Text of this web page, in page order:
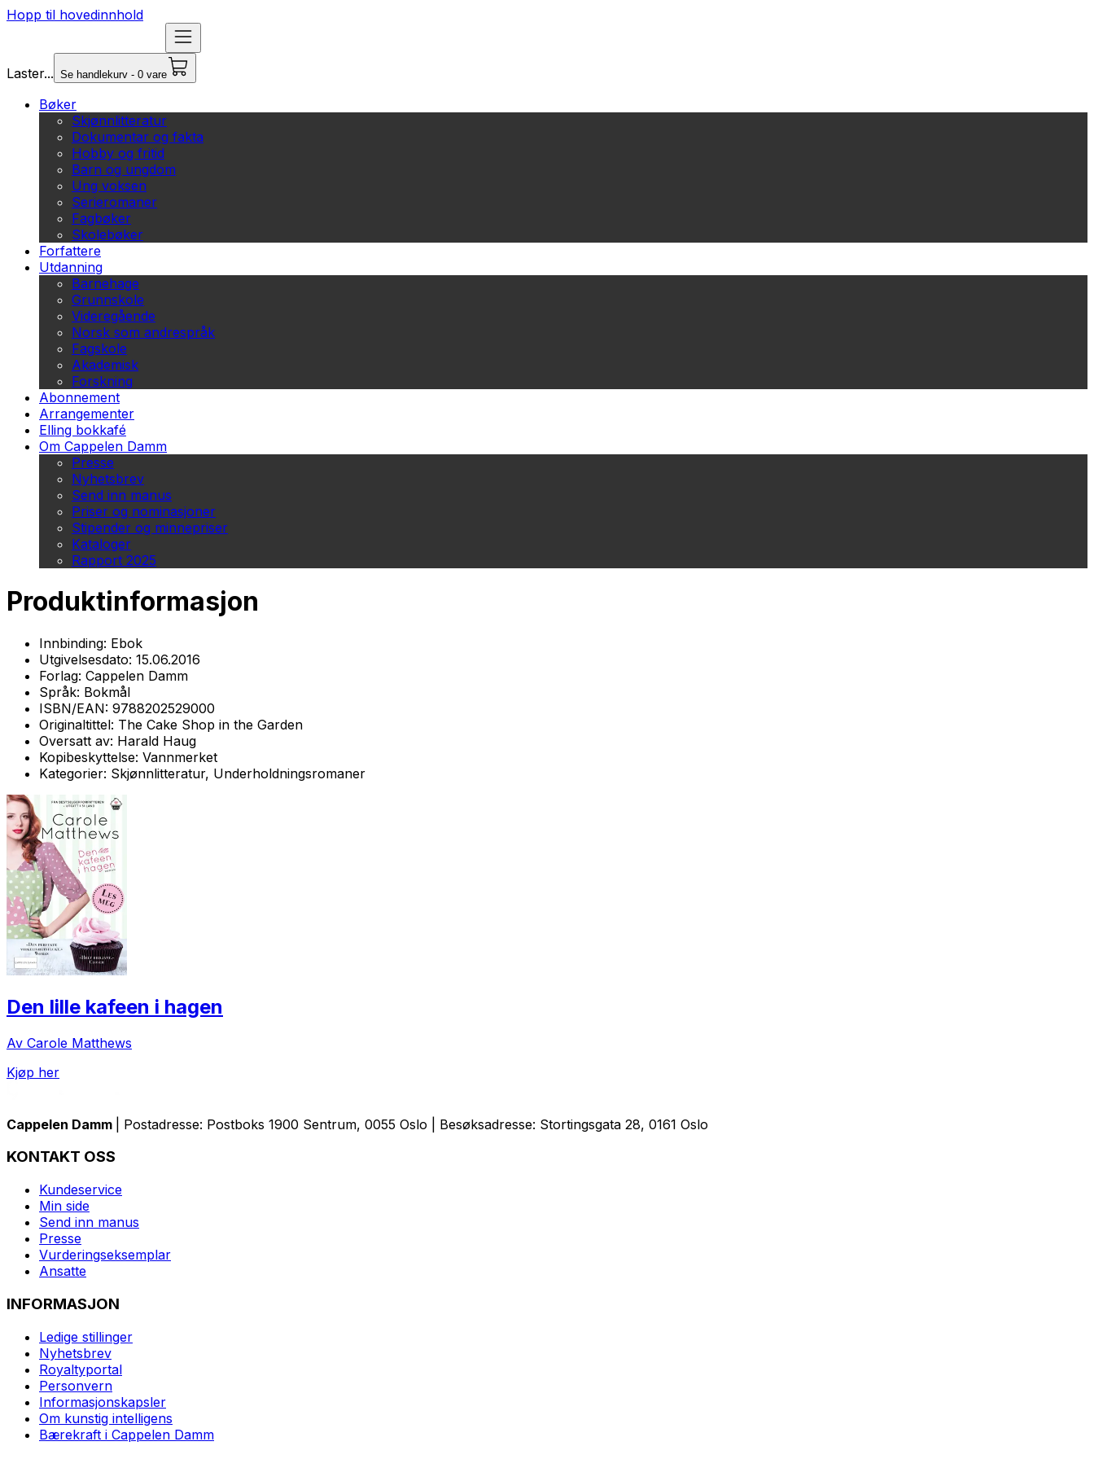
Hopp til hovedinnhold
Laster... Se handlekurv - 0 vare
Bøker
Skjønnlitteratur
Dokumentar og fakta
Hobby og fritid
Barn og ungdom
Ung voksen
Serieromaner
Fagbøker
Skolebøker
Forfattere
Utdanning
Barnehage
Grunnskole
Videregående
Norsk som andrespråk
Fagskole
Akademisk
Forskning
Abonnement
Arrangementer
Elling bokkafé
Om Cappelen Damm
Presse
Nyhetsbrev
Send inn manus
Priser og nominasjoner
Stipender og minnepriser
Kataloger
Rapport 2025
Produktinformasjon
Innbinding: Ebok
Utgivelsesdato: 15.06.2016
Forlag: Cappelen Damm
Språk: Bokmål
ISBN/EAN: 9788202529000
Originaltittel: The Cake Shop in the Garden
Oversatt av: Harald Haug
Kopibeskyttelse: Vannmerket
Kategorier: Skjønnlitteratur, Underholdningsromaner
Den lille kafeen i hagen
Av Carole Matthews
Kjøp her
Cappelen Damm | Postadresse: Postboks 1900 Sentrum, 0055 Oslo | Besøksadresse: Stortingsgata 28, 0161 Oslo
KONTAKT OSS
Kundeservice
Min side
Send inn manus
Presse
Vurderingseksemplar
Ansatte
INFORMASJON
Ledige stillinger
Nyhetsbrev
Royaltyportal
Personvern
Informasjonskapsler
Om kunstig intelligens
Bærekraft i Cappelen Damm